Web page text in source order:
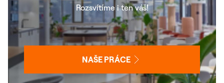
Rozsvítíme i ten váš!
NAŠE PRÁCE